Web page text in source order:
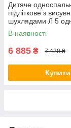
Дитяче
підліткове з
шухлядами Л 5
дитячі ліжка для
В наявності
6 885 ₴ 7 420 ₴
Купити